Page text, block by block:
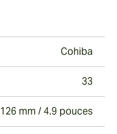
Cohiba
33
126 mm / 4.9 pouces